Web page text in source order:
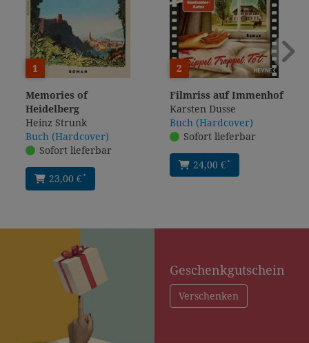
1
Memories of
Heidelberg
Heinz Strunk
Buch (Hardcover)
Sofort lieferbar
23,00 €*
2
Filmriss auf Immenhof
Karsten Dusse
Buch (Hardcover)
Sofort lieferbar
24,00 €*
Geschenkgutschein
Verschenken